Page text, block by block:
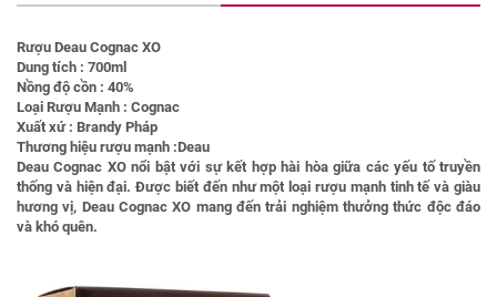
Rượu Deau Cognac XO
Dung tích : 700ml
Nồng độ cồn : 40%
Loại Rượu Mạnh : Cognac
Xuất xứ : Brandy Pháp
Thương hiệu rượu mạnh :Deau
Deau Cognac XO nổi bật với sự kết hợp hài hòa giữa các yếu tố truyền
thống và hiện đại. Được biết đến như một loại rượu mạnh tinh tế và giàu
hương vị, Deau Cognac XO mang đến trải nghiệm thưởng thức độc đáo
và khó quên.